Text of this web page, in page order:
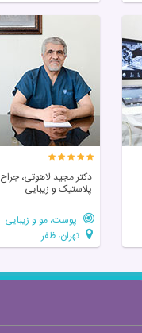
دکتر مجید لاهوتی، جراح
پلاستیک و زیبایی
پوست، مو و زیبایی
تهران، ظفر